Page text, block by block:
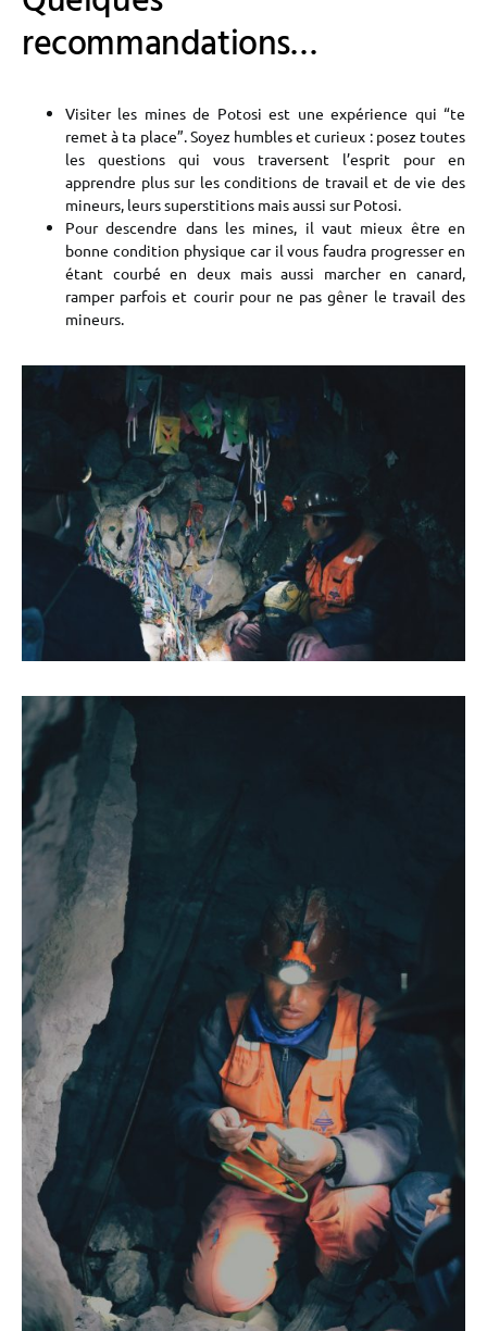
recommandations…
Visiter les mines de Potosi est une expérience qui “te
remet à ta place”. Soyez humbles et curieux : posez toutes
les questions qui vous traversent l’esprit pour en
apprendre plus sur les conditions de travail et de vie des
mineurs, leurs superstitions mais aussi sur Potosi.
Pour descendre dans les mines, il vaut mieux être en
bonne condition physique car il vous faudra progresser en
étant courbé en deux mais aussi marcher en canard,
ramper parfois et courir pour ne pas gêner le travail des
mineurs.